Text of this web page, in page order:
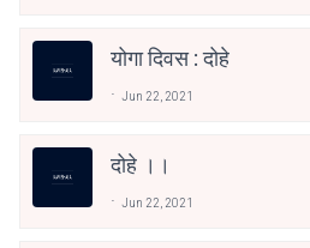
योगा दिवस : दोहे
Jun 22, 2021
दोहे ।।
Jun 22, 2021